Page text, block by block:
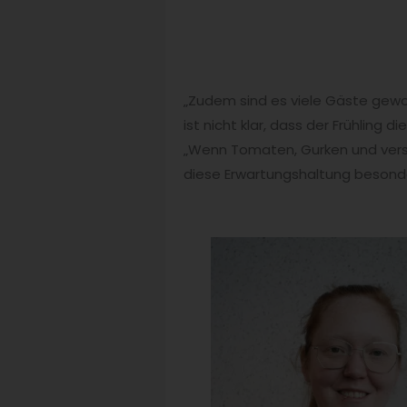
„Zudem sind es viele Gäste
ist nicht klar, dass der Frühling
„Wenn Tomaten, Gurken und
diese Erwartungshaltung